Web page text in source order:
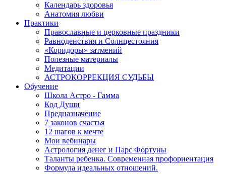
Календарь здоровья
Анатомия любви
Практики
Православные и церковные праздники
Равноденствия и Солнцестояния
«Коридоры» затмений
Полезные материалы
Медитации
АСТРОКОРРЕКЦИЯ СУДЬБЫ
Обучение
Школа Астро - Гамма
Код Души
Предназначение
7 законов счастья
12 шагов к мечте
Мои вебинары
Астрология денег и Парс Фортуны
Таланты ребенка. Современная профориентация
Формула идеальных отношений.